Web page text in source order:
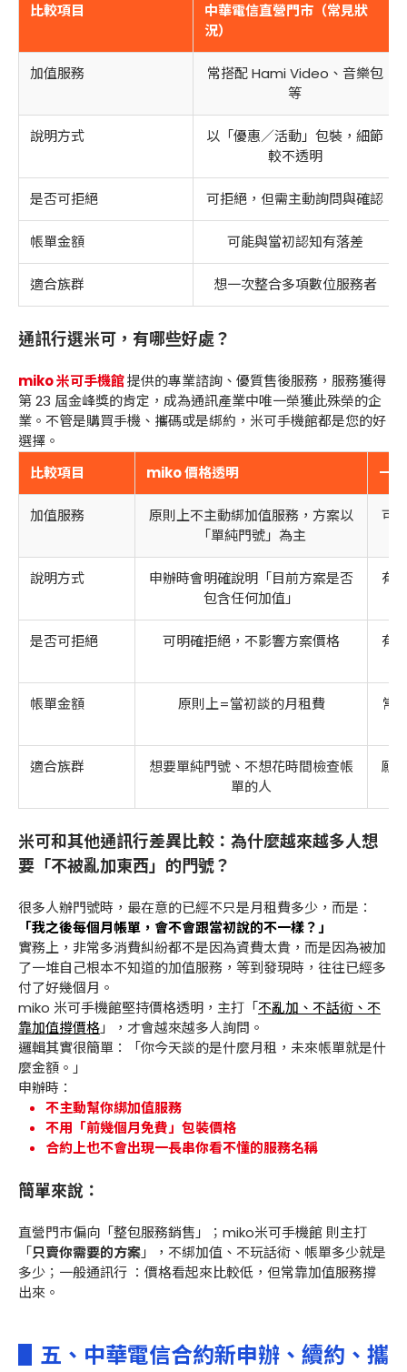
比較項目
中華電信直營門市（常見狀
況）
加值服務
常搭配 Hami Video、音樂包
等
說明方式
以「優惠／活動」包裝，細節
較不透明
是否可拒絕 可拒絕，但需主動詢問與確認
帳單金額 可能與當初認知有落差
適合族群 想一次整合多項數位服務者
通訊行選米可，有哪些好處？
miko 米可手機館提供的專業諮詢、優質售後服務，服務獲得
第23 屆金峰獎的肯定，成為通訊產業中唯一榮獲此殊榮的企
業。不管是購買手機、攜碼或是綁約，米可手機館都是您的好
選擇。
比較項目
miko 價格透明 一
加值服務
原則上不主動綁加值服務，方案以
「單純門號」為主
可
說明方式
申辦時會明確說明「目前方案是否
包含任何加值」
有
是否可拒絕 可明確拒絕，不影響方案價格 有
帳單金額 原則上=當初談的月租費 常
適合族群
想要單純門號、不想花時間檢查帳
單的人
願
米可和其他通訊行差異比較：為什麼越來越多人想
要「不被亂加東西」的門號？
很多人辦門號時，最在意的已經不只是月租費多少，而是：
「我之後每個月帳單，會不會跟當初說的不一樣？」
實務上，非常多消費糾紛都不是因為資費太貴，而是因為被加
了一堆自己根本不知道的加值服務，等到發現時，往往已經多
付了好幾個月。
miko 米可手機館堅持價格透明，主打「不亂加、不話術、不
靠加值撐價格」，才會越來越多人詢問。
邏輯其實很簡單：「你今天談的是什麼月租，未來帳單就是什
麼金額。」
申辦時：
不主動幫你綁加值服務
不用「前幾個月免費」包裝價格
合約上也不會出現一長串你看不懂的服務名稱
簡單來說：
直營門市偏向「整包服務銷售」；miko米可手機館 則主打
「只賣你需要的方案」，不綁加值、不玩話術、帳單多少就是
多少；一般通訊行 ：價格看起來比較低，但常靠加值服務撐
出來。
▋五、 中華電信合約新申辦、續約、攜